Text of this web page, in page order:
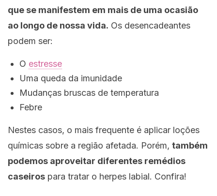
que se manifestem em mais de uma ocasião
ao longo de nossa vida. Os desencadeantes
podem ser:
O estresse
Uma queda da imunidade
Mudanças bruscas de temperatura
Febre
Nestes casos, o mais frequente é aplicar loções
químicas sobre a região afetada. Porém, também
podemos aproveitar diferentes remédios
caseiros para tratar o herpes labial. Confira!